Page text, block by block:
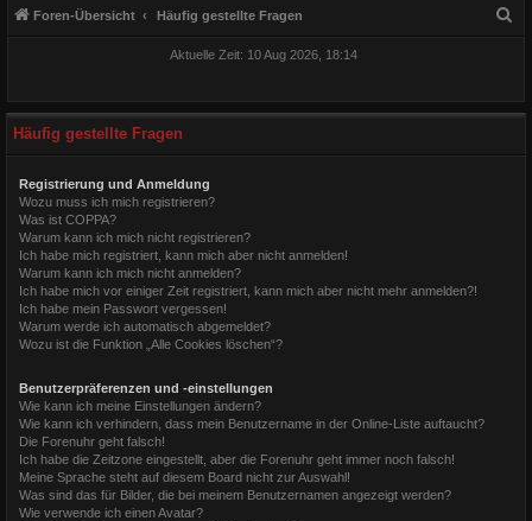
Foren-Übersicht Häufig gestellte Fragen
Aktuelle Zeit: 10 Aug 2026, 18:14
Häufig gestellte Fragen
Registrierung und Anmeldung
Wozu muss ich mich registrieren?
Was ist COPPA?
Warum kann ich mich nicht registrieren?
Ich habe mich registriert, kann mich aber nicht anmelden!
Warum kann ich mich nicht anmelden?
Ich habe mich vor einiger Zeit registriert, kann mich aber nicht mehr anmelden?!
Ich habe mein Passwort vergessen!
Warum werde ich automatisch abgemeldet?
Wozu ist die Funktion „Alle Cookies löschen“?
Benutzerpräferenzen und -einstellungen
Wie kann ich meine Einstellungen ändern?
Wie kann ich verhindern, dass mein Benutzername in der Online-Liste auftaucht?
Die Forenuhr geht falsch!
Ich habe die Zeitzone eingestellt, aber die Forenuhr geht immer noch falsch!
Meine Sprache steht auf diesem Board nicht zur Auswahl!
Was sind das für Bilder, die bei meinem Benutzernamen angezeigt werden?
Wie verwende ich einen Avatar?